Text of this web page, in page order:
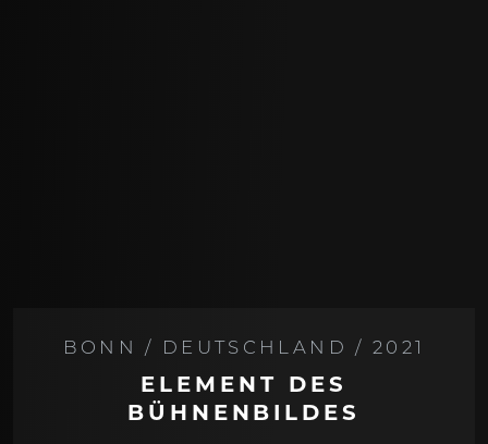
BONN / DEUTSCHLAND / 2021
ELEMENT DES
BÜHNENBILDES